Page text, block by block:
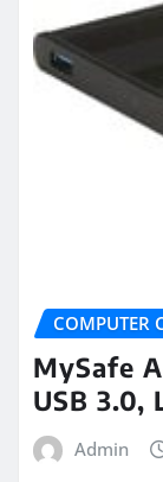
COMPUTER
MySafe
USB 3.0,
Admin